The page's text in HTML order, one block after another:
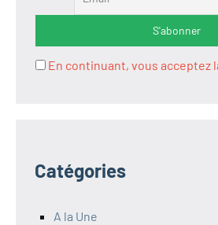
En continuant, vous
Catégories
A la Une